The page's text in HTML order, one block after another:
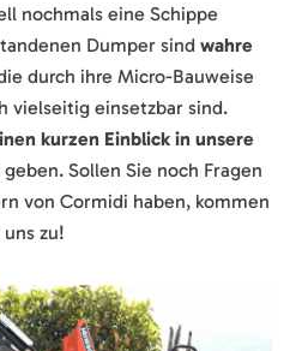
nochmals eine Schippe
Dumper sind wahre
durch ihre Micro-Bauweise
vielseitig einsetzbar sind.
kurzen Einblick in unsere
geben. Sollen Sie noch Fragen
von Cormidi haben, kommen
zu!